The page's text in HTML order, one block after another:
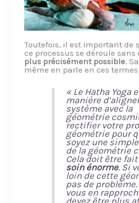
Toutefois, il est important de
ce processus se déroule
plus précisément possible.
même en parle en ces termes
« Le Hatha Yoga
manière
système avec la
géométrie
rectifier votre
géométrie pour
soyez une
de la géométrie
Cela doit être fait
soin énorme. Si
loin de cette
pas de
vous en